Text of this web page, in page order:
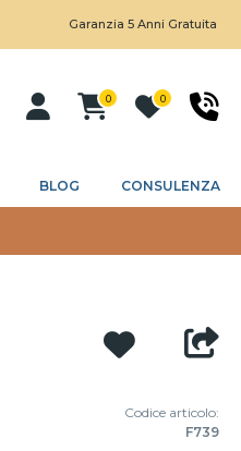
Garanzia 5 Anni Gratuita
0 0
BLOG CONSULENZA
Codice articolo:
F739